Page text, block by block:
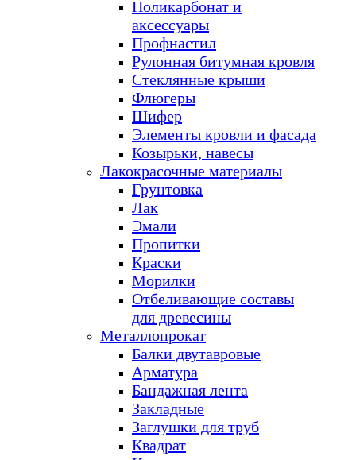
Поликарбонат и
аксессуары
Профнастил
Рулонная битумная кровля
Стеклянные крыши
Флюгеры
Шифер
Элементы кровли и фасада
Козырьки, навесы
Лакокрасочные материалы
Грунтовка
Лак
Эмали
Пропитки
Краски
Морилки
Отбеливающие составы
для древесины
Металлопрокат
Балки двутавровые
Арматура
Бандажная лента
Закладные
Заглушки для труб
Квадрат